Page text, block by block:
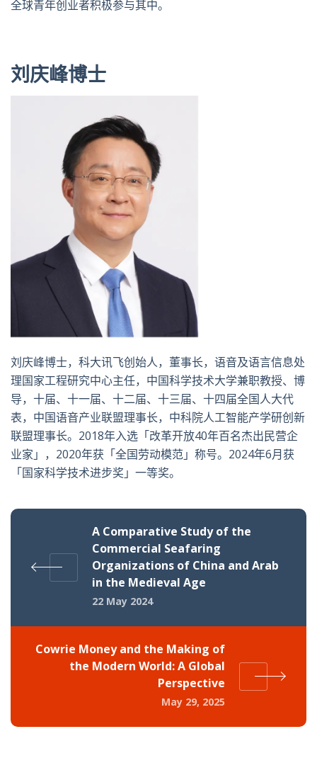
全球青年创业者积极参与其中。
刘庆峰博士
刘庆峰博士，科大讯飞创始人，董事长，语音及语言信息处
理国家工程研究中心主任，中国科学技术大学兼职教授、博
导，十届、十一届、十二届、十三届、十四届全国人大代
表，中国语音产业联盟理事长，中科院人工智能产学研创新
联盟理事长。2018年入选「改革开放40年百名杰出民营企
业家」，2020年获「全国劳动模范」称号。2024年6月获
「国家科学技术进步奖」一等奖。
A Comparative Study of the
Commercial Seafaring
Organizations of China and Arab
in the Medieval Age
22 May 2024
Cowrie Money and the Making of
the Modern World: A Global
Perspective
May 29, 2025